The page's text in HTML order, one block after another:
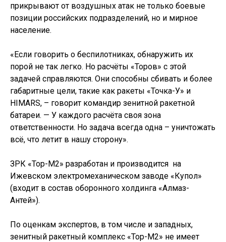
прикрывают от воздушных атак не только боевые
позиции российских подразделений, но и мирное
население.
«Если говорить о беспилотниках, обнаружить их
порой не так легко. Но расчёты «Торов» с этой
задачей справляются. Они способны сбивать и более
габаритные цели, такие как ракеты «Точка-У» и
HIMARS, – говорит командир зенитной ракетной
батареи. — У каждого расчёта своя зона
ответственности. Но задача всегда одна – уничтожать
всё, что летит в нашу сторону».
ЗРК «Тор-М2» разработан и производится на
Ижевском электромеханическом заводе «Купол»
(входит в состав оборонного холдинга «Алмаз-
Антей»).
По оценкам экспертов, в том числе и западных,
зенитный ракетный комплекс «Тор-М2» не имеет